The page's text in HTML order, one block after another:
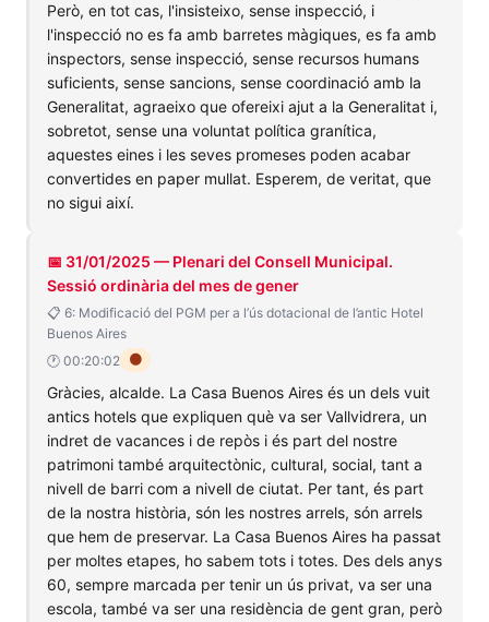
Però, en tot cas, l'insisteixo, sense inspecció, i
l'inspecció no es fa amb barretes màgiques, es fa amb
inspectors, sense inspecció, sense recursos humans
suficients, sense sancions, sense coordinació amb la
Generalitat, agraeixo que ofereixi ajut a la Generalitat i,
sobretot, sense una voluntat política granítica,
aquestes eines i les seves promeses poden acabar
convertides en paper mullat. Esperem, de veritat, que
no sigui així.
📅 31/01/2025 — Plenari del Consell Municipal.
Sessió ordinària del mes de gener
📋 6: Modificació del PGM per a l’ús dotacional de l’antic Hotel
Buenos Aires
🕐 00:20:02 🟠
Gràcies, alcalde. La Casa Buenos Aires és un dels vuit
antics hotels que expliquen què va ser Vallvidrera, un
indret de vacances i de repòs i és part del nostre
patrimoni també arquitectònic, cultural, social, tant a
nivell de barri com a nivell de ciutat. Per tant, és part
de la nostra història, són les nostres arrels, són arrels
que hem de preservar. La Casa Buenos Aires ha passat
per moltes etapes, ho sabem tots i totes. Des dels anys
60, sempre marcada per tenir un ús privat, va ser una
escola, també va ser una residència de gent gran, però